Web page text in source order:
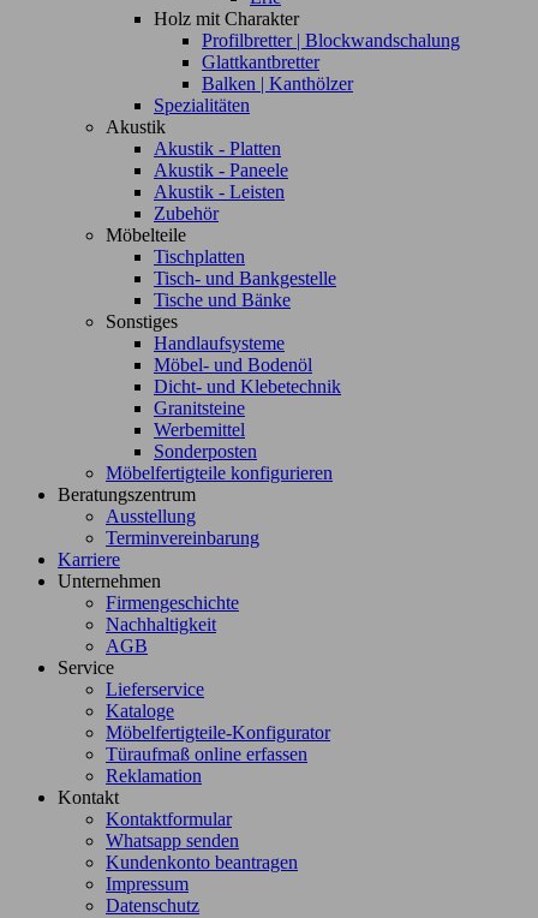
Holz mit Charakter
Profilbretter | Blockwandschalung
Glattkantbretter
Balken | Kanthölzer
Spezialitäten
Akustik
Akustik - Platten
Akustik - Paneele
Akustik - Leisten
Zubehör
Möbelteile
Tischplatten
Tisch- und Bankgestelle
Tische und Bänke
Sonstiges
Handlaufsysteme
Möbel- und Bodenöl
Dicht- und Klebetechnik
Granitsteine
Werbemittel
Sonderposten
Möbelfertigteile konfigurieren
Beratungszentrum
Ausstellung
Terminvereinbarung
Karriere
Unternehmen
Firmengeschichte
Nachhaltigkeit
AGB
Service
Lieferservice
Kataloge
Möbelfertigteile-Konfigurator
Türaufmaß online erfassen
Reklamation
Kontakt
Kontaktformular
Whatsapp senden
Kundenkonto beantragen
Impressum
Datenschutz